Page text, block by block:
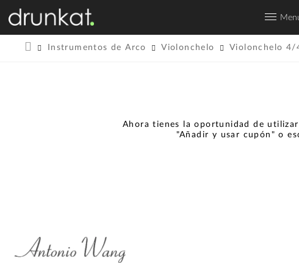
Instrumentos de Arco Violonchelo Violonchelo 4/
Ahora tienes la oportunidad de
"Añadir y usar cupón" o